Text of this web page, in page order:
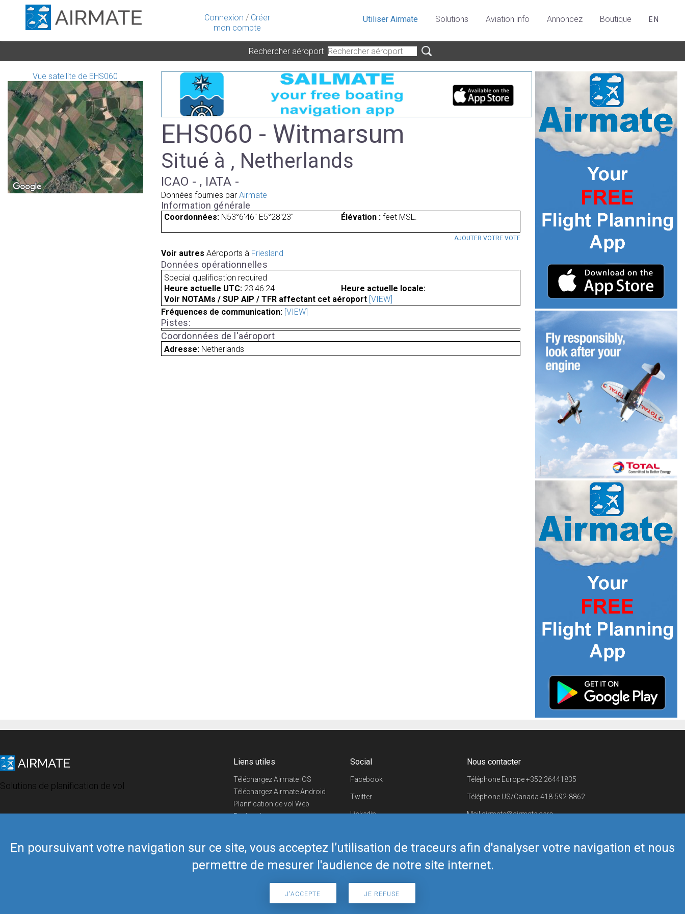
Connexion / Créer
mon compte
En poursuivant votre navigation sur ce site, vous acceptez l’utilisation de traceurs afin d'analyser votre navigation et nous
permettre de mesurer l'audience de notre site internet.
J'ACCEPTE JE REFUSE
Utiliser Airmate Solutions Aviation info Annoncez Boutique EN
Rechercher aéroport
Vue satellite de EHS060
EHS060 - Witmarsum
Situé à , Netherlands
ICAO - , IATA -
Données fournies par Airmate
Information générale
Coordonnées: N53°6'46" E5°28'23" Élévation :feet MSL.
AJOUTER VOTRE VOTE
Voir autres Aéroports à Friesland
Données opérationnelles
Special qualification required
Heure actuelle UTC: 23:46:24
Heure actuelle locale:
Voir NOTAMs / SUP AIP / TFR affectant cet aéroport [VIEW]
Fréquences de communication: [VIEW]
Pistes:
Coordonnées de l'aéroport
Adresse: Netherlands
Solutions de planification de vol
Liens utiles
Téléchargez Airmate iOS
Téléchargez Airmate Android
Planification de vol Web
Recherche
Boutique Airmate
Social
Facebook
Twitter
Linkedin
Telegram
Nous contacter
Téléphone Europe+352 26441835
Téléphone US/Canada 418-592-8862
Mailairmate@airmate.aero